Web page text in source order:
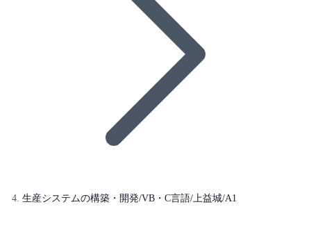
生産システムの構築・開発/VB・C言語/上益城/A1